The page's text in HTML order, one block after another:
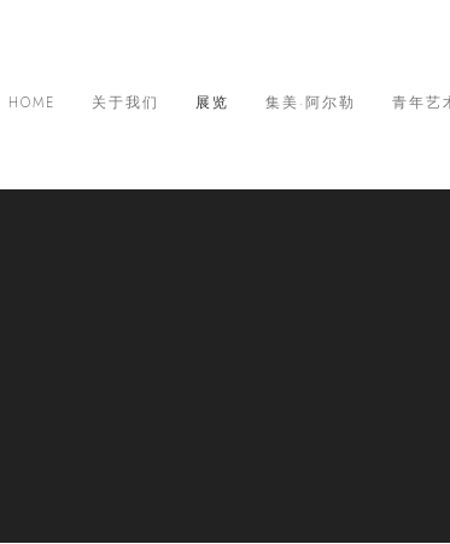
HOME 关于我们 展览 集美·阿尔勒 青年艺